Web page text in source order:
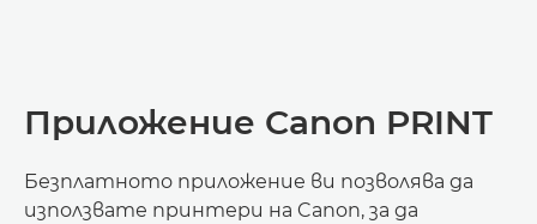
Приложение Canon PRINT
Безплатното приложение ви позволява да
използвате принтери на Canon, за да